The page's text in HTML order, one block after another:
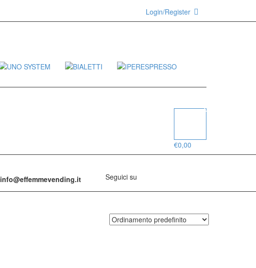
Login/Register
0
€0,00
info@effemmevending.it Seguici su